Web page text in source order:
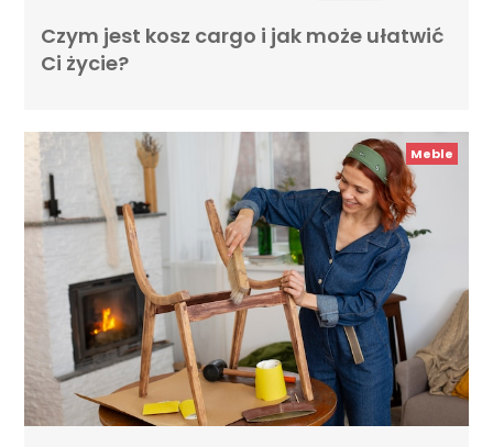
Czym jest kosz cargo i jak może ułatwić
Ci życie?
Meble